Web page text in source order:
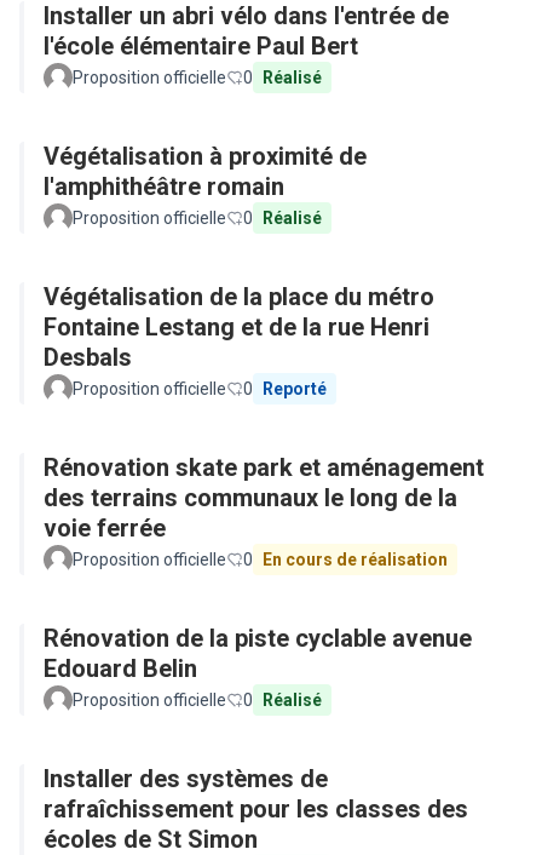
Installer un abri vélo dans l'entrée de
l'école élémentaire Paul Bert
Proposition officielle 0 Réalisé
Végétalisation à proximité de
l'amphithéâtre romain
Proposition officielle 0 Réalisé
Végétalisation de la place du métro
Fontaine Lestang et de la rue Henri
Desbals
Proposition officielle 0 Reporté
Rénovation skate park et aménagement
des terrains communaux le long de la
voie ferrée
Proposition officielle 0 En cours de réalisation
Rénovation de la piste cyclable avenue
Edouard Belin
Proposition officielle 0 Réalisé
Installer des systèmes de
rafraîchissement pour les classes des
écoles de St Simon